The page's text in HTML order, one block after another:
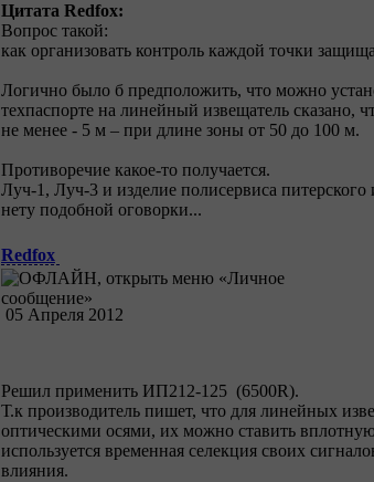
Цитата Redfox:
Вопрос такой:
как организовать контроль каждой точки
Логично было б предположить, что можно
техпаспорте на линейный извещатель сказано,
не менее - 5 м – при длине зоны от 50 до 100 м.
Противоречие какое-то получается.
Луч-1, Луч-3 и изделие полисервиса
нету подобной оговорки...
Redfox
05 Апреля 2012
Решил применить ИП212-125 (6500R).
Т.к производитель пишет, что для линейных
оптическими осями, их можно ставить
используется временная селекция своих
влияния.